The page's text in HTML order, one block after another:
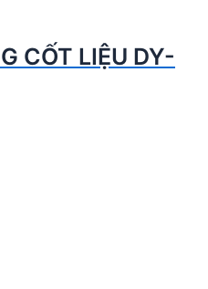
CỐT LIỆU DY-